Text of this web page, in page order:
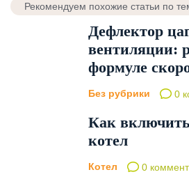
Рекомендуем похожие статьи по
Дефлектор
вентиляции:
формуле
Без рубрики 0
Как
котел
Котел 0